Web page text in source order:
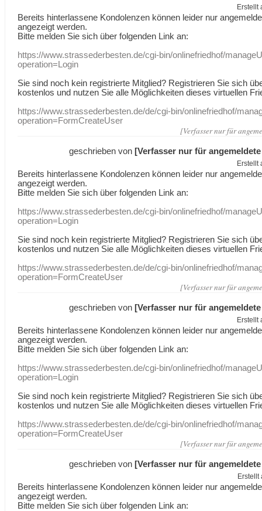
Erstellt
Bereits hinterlassene Kondolenzen können leider nur
angezeigt werden.
Bitte melden Sie sich über folgenden Link an:
https://www.strassederbesten.de/cgi-bin/onlinefriedhof/
operation=Login
Sie sind noch kein registrierte Mitglied? Registrieren Sie sich
kostenlos und nutzen Sie alle Möglichkeiten dieses virtuellen
https://www.strassederbesten.de/de/cgi-bin/onlinefriedhof/
operation=FormCreateUser
[Verfasser nur für
geschrieben von [Verfasser nur für
Erstellt
Bereits hinterlassene Kondolenzen können leider nur
angezeigt werden.
Bitte melden Sie sich über folgenden Link an:
https://www.strassederbesten.de/cgi-bin/onlinefriedhof/
operation=Login
Sie sind noch kein registrierte Mitglied? Registrieren Sie sich
kostenlos und nutzen Sie alle Möglichkeiten dieses virtuellen
https://www.strassederbesten.de/de/cgi-bin/onlinefriedhof/
operation=FormCreateUser
[Verfasser nur für
geschrieben von [Verfasser nur für
Erstellt
Bereits hinterlassene Kondolenzen können leider nur
angezeigt werden.
Bitte melden Sie sich über folgenden Link an:
https://www.strassederbesten.de/cgi-bin/onlinefriedhof/
operation=Login
Sie sind noch kein registrierte Mitglied? Registrieren Sie sich
kostenlos und nutzen Sie alle Möglichkeiten dieses virtuellen
https://www.strassederbesten.de/de/cgi-bin/onlinefriedhof/
operation=FormCreateUser
[Verfasser nur für
geschrieben von [Verfasser nur für
Erstellt
Bereits hinterlassene Kondolenzen können leider nur
angezeigt werden.
Bitte melden Sie sich über folgenden Link an: